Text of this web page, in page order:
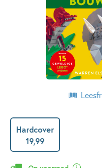
Hardcover
19,99